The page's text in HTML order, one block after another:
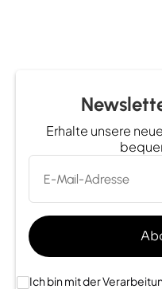
Erhalte unsere
Ich bin mit der